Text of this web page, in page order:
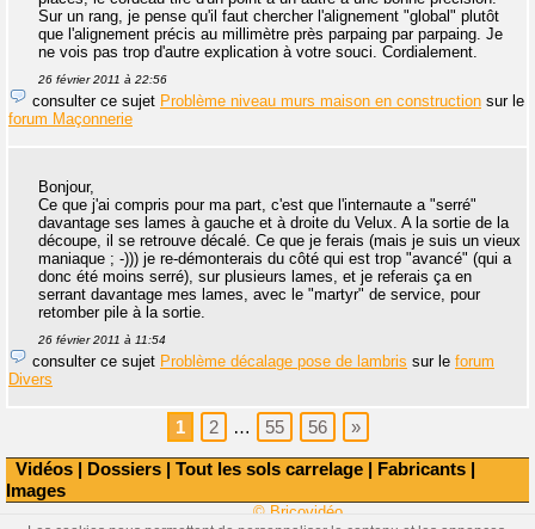
Vidéos | Dossiers | Tout les sols carrelage | Fabricants |
Images
Sur un rang, je pense qu'il faut chercher l'alignement "global" plutôt
que l'alignement précis au millimètre près parpaing par parpaing. Je
ne vois pas trop d'autre explication à votre souci. Cordialement.
26 février 2011 à 22:56
consulter ce sujet Problème niveau murs maison en construction sur le
forum Maçonnerie
Bonjour,
Ce que j'ai compris pour ma part, c'est que l'internaute a "serré"
davantage ses lames à gauche et à droite du Velux. A la sortie de la
découpe, il se retrouve décalé. Ce que je ferais (mais je suis un vieux
maniaque ; -))) je re-démonterais du côté qui est trop "avancé" (qui a
donc été moins serré), sur plusieurs lames, et je referais ça en
serrant davantage mes lames, avec le "martyr" de service, pour
retomber pile à la sortie.
26 février 2011 à 11:54
consulter ce sujet Problème décalage pose de lambris sur le forum
Divers
1 2 … 55 56 »
© Bricovidéo